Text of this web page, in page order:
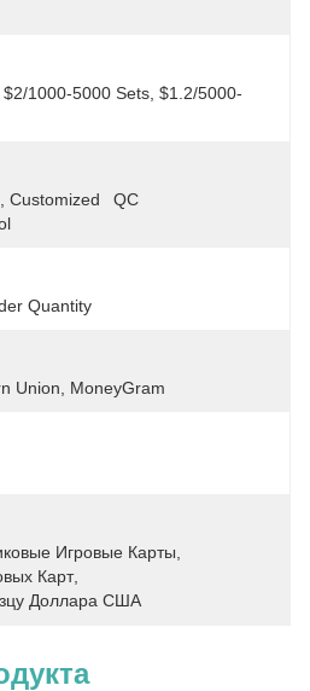
1000-5000 Sets, $1.2/5000-
QC
Quantity
Union, MoneyGram
Игровые Карты
Карт,
Доллара США